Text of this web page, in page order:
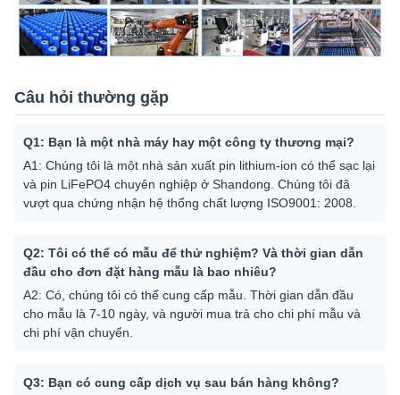
Câu hỏi thường gặp
Q1: Bạn là một nhà máy hay một công ty thương mại?
A1: Chúng tôi là một nhà sản xuất pin lithium-ion có thể sạc lại
và pin LiFePO4 chuyên nghiệp ở Shandong. Chúng tôi đã
vượt qua chứng nhận hệ thống chất lượng ISO9001: 2008.
Q2: Tôi có thể có mẫu để thử nghiệm? Và thời gian dẫn
đầu cho đơn đặt hàng mẫu là bao nhiêu?
A2: Có, chúng tôi có thể cung cấp mẫu. Thời gian dẫn đầu
cho mẫu là 7-10 ngày, và người mua trả cho chi phí mẫu và
chi phí vận chuyển.
Q3: Bạn có cung cấp dịch vụ sau bán hàng không?